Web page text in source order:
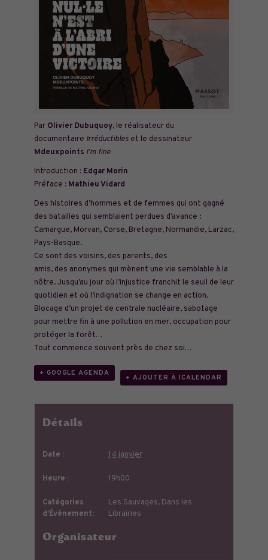
Par Olivier Dubuquoy, le réalisateur du
documentaire Irréductibleset le dessinateur
Mdeuxpoints I’m fine
Introduction : Edgar Morin
Préface : Mathieu Vidard
Des histoires d’hommes et de femmes qui ont gagné
des batailles qui semblaient perdues d’avance :
Camargue, Morvan, Corse, Bretagne, Normandie, Larzac,
Pays-Basque.
Ce sont des voisins, des parents, des
amis, des anonymes qui mènent une vie semblable à la
nôtre. Jusqu’au jour où l’injustice franchit le seuil de leur
quotidien et où l’indignation se change en action.
Blocage d’un projet de centrale nucléaire, sabotage
pour mettre fin à une pollution en mer, occupation pour
protéger la forêt…
Tout commence souvent près de chez soi…
+ GOOGLE AGENDA
+ AJOUTER À ICALENDAR
Détails
Date : 14 janvier
Heure : 19h00
Catégories
d’Évènement:
Les Sauvages, Dans les
Librairies
Organisateur